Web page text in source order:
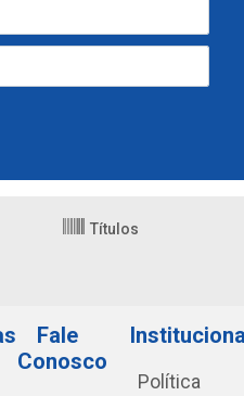
Títulos
Fale
Conosco
Política